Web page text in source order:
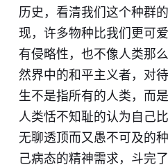
历史，看清我们这个种群
现，许多物种比我们更可
有侵略性，也不像人类那
然界中的和平主义者，对
生不是指所有的人类，而
人类恬不知耻的认为自己
无聊透顶而又愚不可及的
己病态的精神需求，斗完